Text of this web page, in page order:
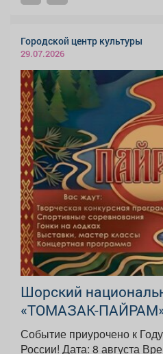
Городской центр культуры
29.07.2026
Шорский
«ТОМАЗАК-
Событие приурочено к